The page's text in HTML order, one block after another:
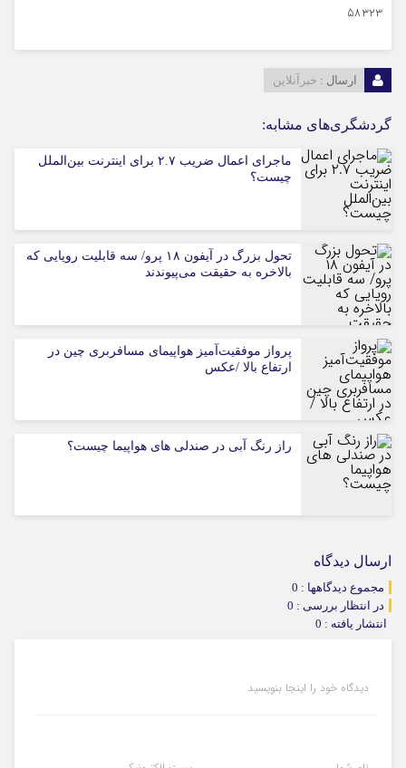
۵۸۳۲۳
ارسال : خبرآنلاین
گردشگری‌های مشابه:
ماجرای اعمال ضریب ۲.۷ برای اینترنت بین‌الملل
چیست؟
تحول بزرگ در آیفون ۱۸ پرو/ سه قابلیت رویایی که
بالاخره به حقیقت می‌پیوندند
پرواز موفقیت‌آمیز هواپیمای مسافربری چین در
ارتفاع بالا /عکس
راز رنگ آبی در صندلی های هواپیما چیست؟
ارسال دیدگاه
مجموع دیدگاهها : 0
در انتظار بررسی : 0
انتشار یافته : 0
دیدگاه خود را اینجا بنویسید